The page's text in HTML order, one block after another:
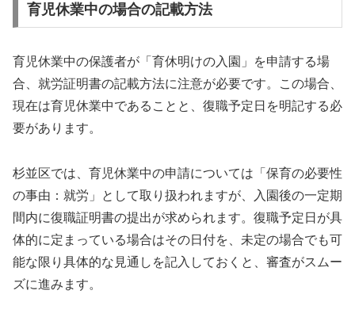
育児休業中の場合の記載方法
育児休業中の保護者が「育休明けの入園」を申請する場
合、就労証明書の記載方法に注意が必要です。この場合、
現在は育児休業中であることと、復職予定日を明記する必
要があります。
杉並区では、育児休業中の申請については「保育の必要性
の事由：就労」として取り扱われますが、入園後の一定期
間内に復職証明書の提出が求められます。復職予定日が具
体的に定まっている場合はその日付を、未定の場合でも可
能な限り具体的な見通しを記入しておくと、審査がスムー
ズに進みます。